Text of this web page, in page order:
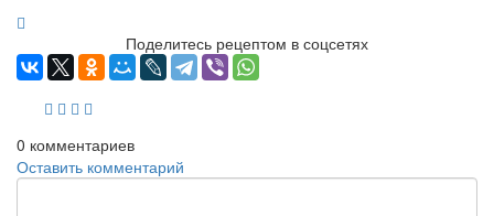
Поделитесь рецептом в соцсетях
0 комментариев
Оставить комментарий